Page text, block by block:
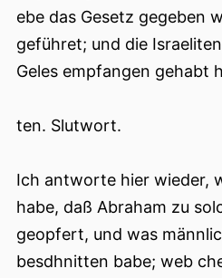
ebe das Gesetz gegeben
geführet; und die
Geles empfangen gehabt
ten. Slutwort.
Ich antworte hier wieder,
habe, daß Abraham zu
geopfert, und was
besdhnitten babe; web